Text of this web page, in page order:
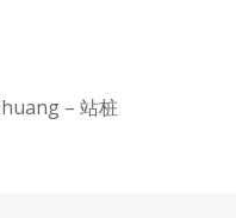
– 站桩